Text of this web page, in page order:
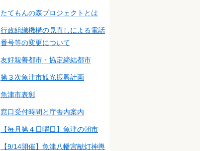
たてもんの森プロジェクトとは
行政組織機構の見直しによる電話
番号等の変更について
友好親善都市・協定締結都市
第３次魚津市観光振興計画
魚津市表彰
窓口受付時間と庁舎内案内
【毎月第４日曜日】魚津の朝市
【9/14開催】魚津八幡宮献灯神輿